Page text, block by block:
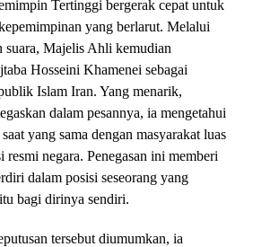
Tertinggi bergerak cepat untuk
yang berlarut. Melalui
suara, Majelis Ahli kemudian
Hosseini Khamenei sebagai
Islam Iran. Yang menarik,
dalam pesannya, ia mengetahui
yang sama dengan masyarakat luas
negara. Penegasan ini memberi
dalam posisi seseorang yang
bagi dirinya sendiri.
tersebut diumumkan, ia